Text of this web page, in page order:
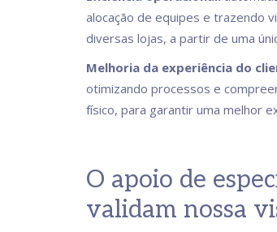
alocação de equipes e trazendo
diversas lojas, a partir de uma
Melhoria da experiência do
otimizando processos e
físico, para garantir uma melhor
O apoio de
validam nossa